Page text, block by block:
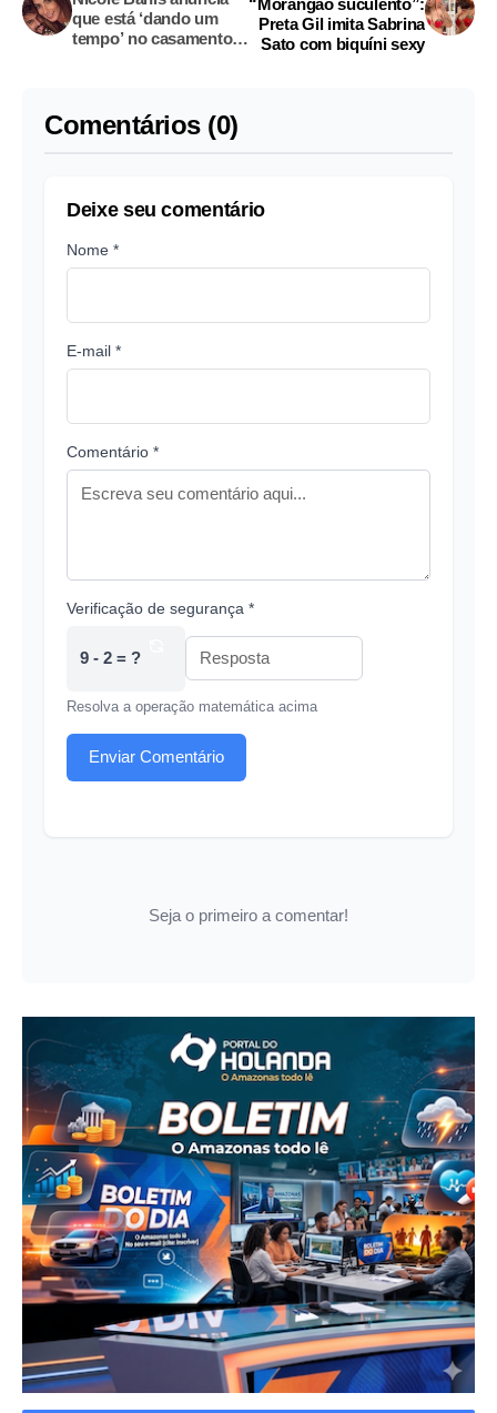
que está ‘dando um
tempo’ no casamento
Preta Gil imita Sabrina
Sato com biquíni sexy
Comentários (0)
Deixe seu comentário
Nome *
E-mail *
Comentário *
Verificação de segurança *
9 - 2 = ?
Resolva a operação matemática acima
Enviar Comentário
Seja o primeiro a comentar!